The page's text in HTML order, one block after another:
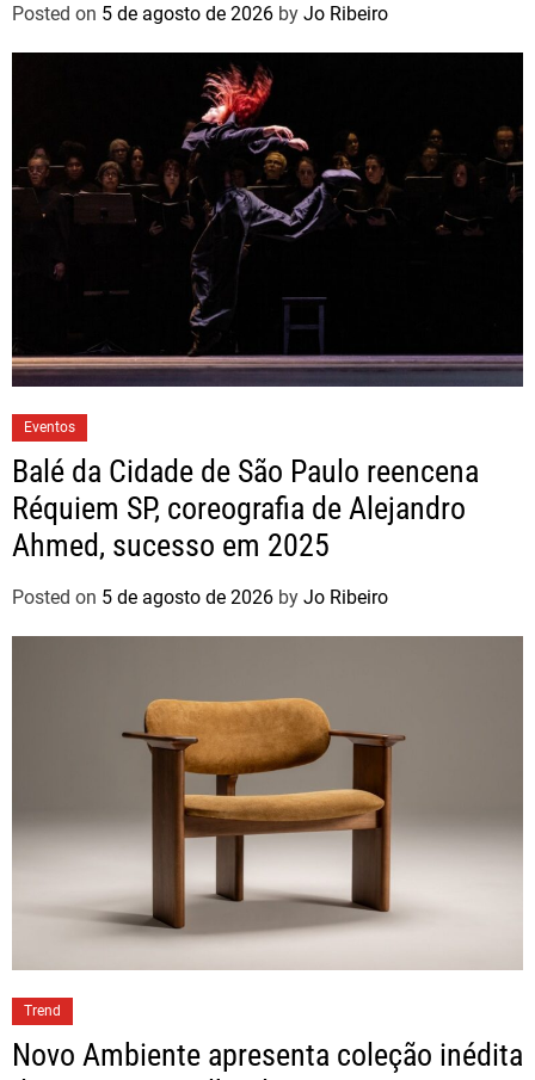
Posted on 5 de agosto de 2026 by Jo Ribeiro
Eventos
Balé da Cidade de São Paulo reencena
Réquiem SP, coreografia de Alejandro
Ahmed, sucesso em 2025
Posted on 5 de agosto de 2026 by Jo Ribeiro
Trend
Novo Ambiente apresenta coleção inédita